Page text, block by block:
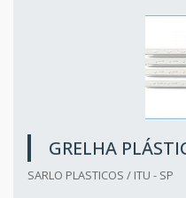
GRELHA
SARLO PLASTICOS / ITU - SP